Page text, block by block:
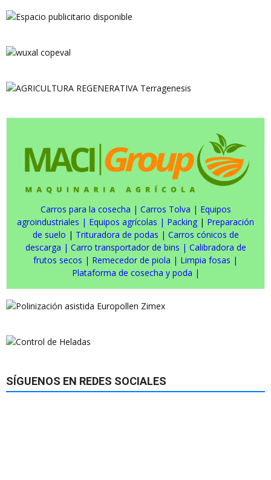
Carros para la cosecha | Carros Tolva | Equipos
agroindustriales | Equipos agrícolas | Packing | Preparación
de suelo | Trituradora de podas | Carros cónicos de
descarga | Carro transportador de bins | Calibradora de
frutos secos | Remecedor de piola | Limpia fosas |
Plataforma de cosecha y poda |
SÍGUENOS EN REDES SOCIALES